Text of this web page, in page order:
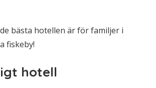
bästa hotellen är för familjer i
fiskeby!
hotell